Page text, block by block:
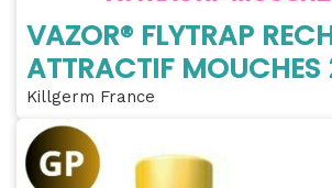
VAZOR® FLYTRAP
ATTRACTIF
Killgerm France